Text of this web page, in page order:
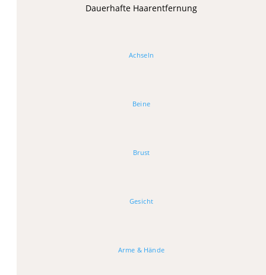
Dauerhafte Haarentfernung
Achseln
Beine
Brust
Gesicht
Arme & Hände